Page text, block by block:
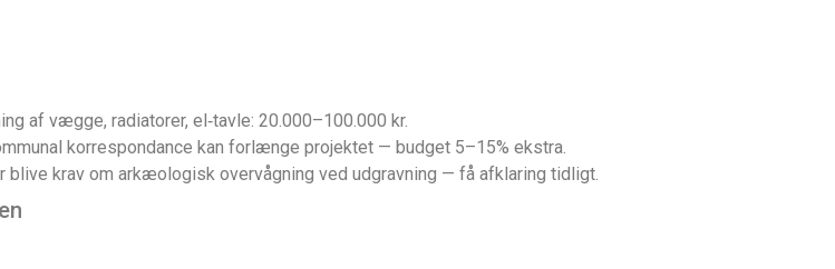
af vægge, radiatorer, el‑tavle: 20.000–100.000 kr.
korrespondance kan forlænge projektet — budget 5–15% ekstra.
blive krav om arkæologisk overvågning ved udgravning — få afklaring tidligt.